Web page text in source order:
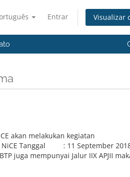
Entrar Visualizar
akan melakukan kegiatan
NiCE Tanggal : 11 September
juga mempunyai Jalur IIX APJII